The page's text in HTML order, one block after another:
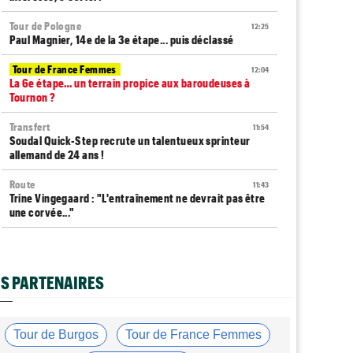
12:25
Tour de Pologne
Paul Magnier, 14e de la 3e étape... puis déclassé
12:04
Tour de France Femmes
La 6e étape… un terrain propice aux baroudeuses à
Tournon ?
11:54
Transfert
Soudal Quick-Step recrute un talentueux sprinteur
allemand de 24 ans !
11:43
Route
Trine Vingegaard : "L'entraînement ne devrait pas être
une corvée..."
Tour de France Femmes
Demi Vollering : "Marlen Reusser n’est pas facile à
10:50
Route
PARTENAIRES
Tour de Burgos Tour de France Femmes